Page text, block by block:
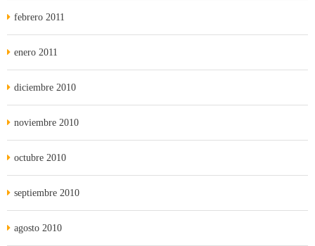
febrero 2011
enero 2011
diciembre 2010
noviembre 2010
octubre 2010
septiembre 2010
agosto 2010